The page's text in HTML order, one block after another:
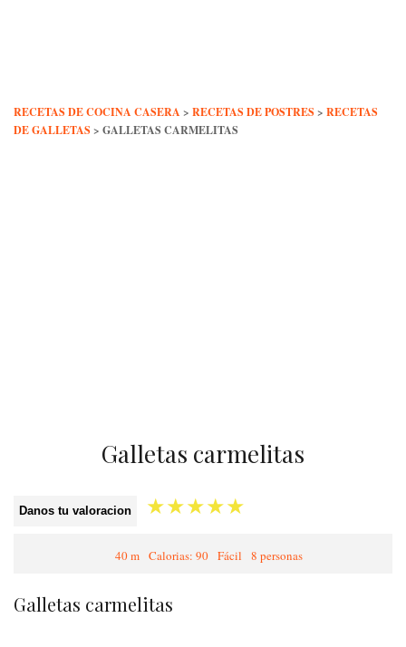
RECETAS DE COCINA CASERA > RECETAS DE POSTRES > RECETAS
DE GALLETAS > GALLETAS CARMELITAS
Galletas carmelitas
Danos tu valoracion ★★★★★
40 m Calorias: 90 Fácil 8 personas
Galletas carmelitas